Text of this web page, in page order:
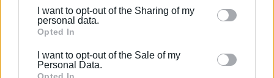
Please note that this website/app uses one or more
Google services and may gather and store information
behaviour. You may click to grant or deny consent to
Google and its third-party tags to use your data for
I want to opt-out of the Sharing of my
personal data.
Opted In
I want to opt-out of the Sale of my
Personal Data.
Opted In
Με την εμπνευσμένη και γεμάτη ευαισθησία καθοδήγηση
του Αρχιμουσικού Σπύρου Νίκα, το μουσικό σώμα της
Φιλαρμονικής προσέφερε μια συγκλονιστική ερμηνεία,
καθηλώνοντας τόσο το κοινό που είχε κατακλύσει τον
Ναό από νωρίς, όσο και τους πολυάριθμους θεατές που